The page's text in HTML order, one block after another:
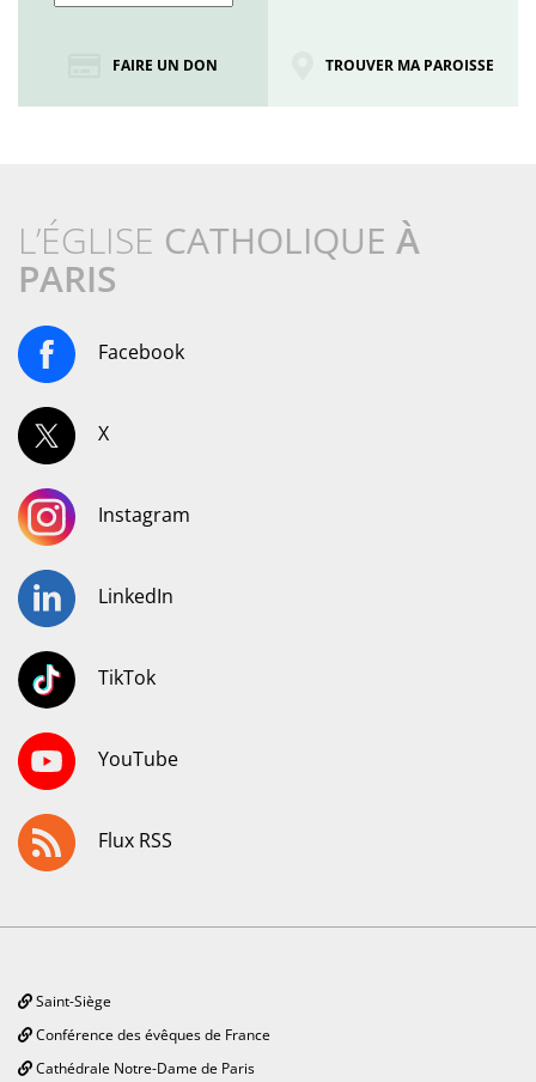
FAIRE UN DON TROUVER MA PAROISSE
L’ÉGLISE CATHOLIQUE À
PARIS
Facebook
X
Instagram
LinkedIn
TikTok
YouTube
Flux RSS
Saint-Siège
Conférence des évêques de France
Cathédrale Notre-Dame de Paris